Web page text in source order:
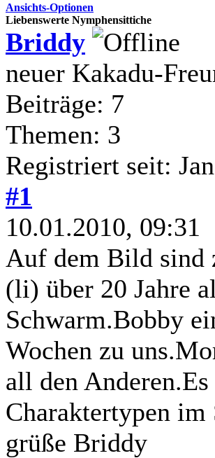
Ansichts-Optionen
Liebenswerte Nymphensittiche
Briddy
neuer Kakadu-
Beiträge: 7
Themen: 3
Registriert seit:
#1
10.01.2010, 09:31
Auf dem Bild sind
(li) über 20 Jahre
Schwarm.Bobby
Wochen zu
all den
Charaktertypen im
grüße Briddy